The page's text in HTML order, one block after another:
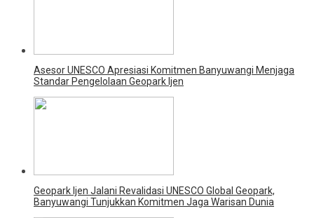
Asesor UNESCO Apresiasi Komitmen Banyuwangi Menjaga
Standar Pengelolaan Geopark Ijen
Geopark Ijen Jalani Revalidasi UNESCO Global Geopark,
Banyuwangi Tunjukkan Komitmen Jaga Warisan Dunia